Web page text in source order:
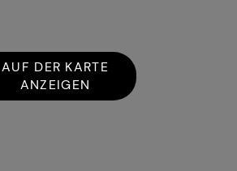
AUF DER KARTE
ANZEIGEN